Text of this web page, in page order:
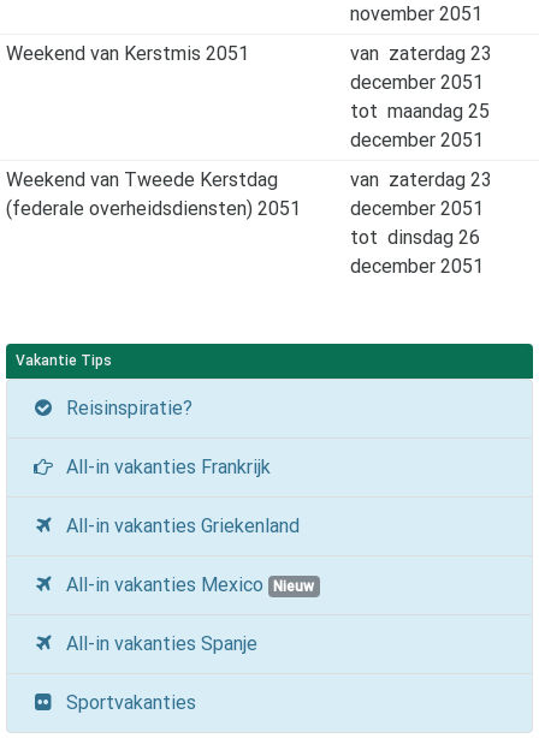
november 2051
Weekend van Kerstmis 2051
van zaterdag 23
december 2051
tot maandag 25
december 2051
Weekend van Tweede Kerstdag
(federale overheidsdiensten) 2051
van zaterdag 23
december 2051
tot dinsdag 26
december 2051
Vakantie Tips
Reisinspiratie?
All-in vakanties Frankrijk
All-in vakanties Griekenland
All-in vakanties Mexico Nieuw
All-in vakanties Spanje
Sportvakanties